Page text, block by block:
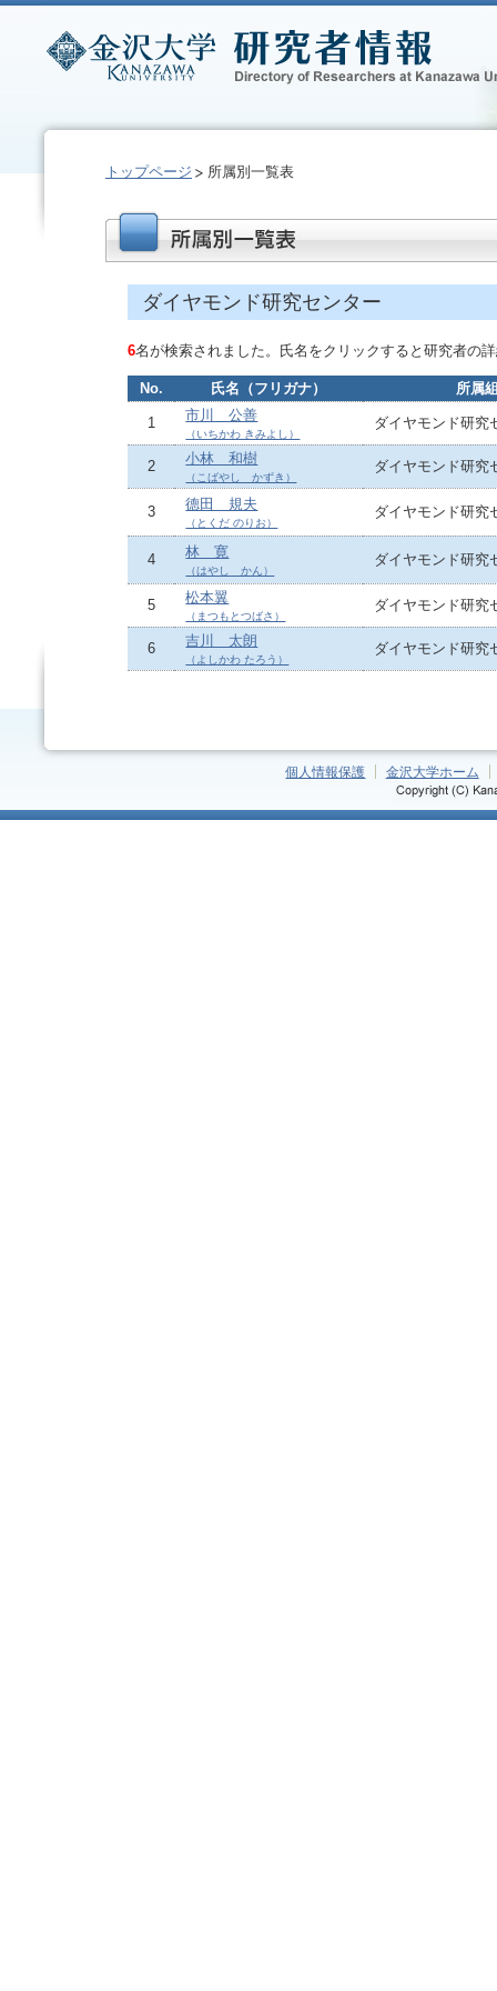
トップページ 所属別一覧表
ダイヤモンド研究センター
6名が検索されました。氏名をクリックすると研究者の
No. 氏名（フリガナ） 所属
1 市川 公善
（いちかわ きみよし）
ダイヤモンド研究
2 小林 和樹
（こばやし かずき）
ダイヤモンド研究
3 德田 規夫
（とくだ のりお）
ダイヤモンド研究
4 林 寛
（はやし かん）
ダイヤモンド研究
5 松本翼
（まつもとつばさ）
ダイヤモンド研究
6 吉川 太朗
（よしかわ たろう）
ダイヤモンド研究
個人情報保護 金沢大学ホーム